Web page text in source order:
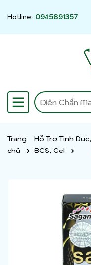
Hotline: 0945891357
Trang
chủ
Hỗ Trợ Tình Dục,
BCS, Gel